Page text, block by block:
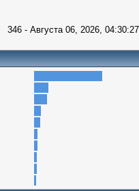
346 - Августа 06, 2026,